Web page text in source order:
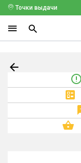
Точки выдачи